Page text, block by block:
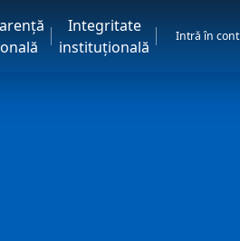
Integritate
instituțională
Intră în cont